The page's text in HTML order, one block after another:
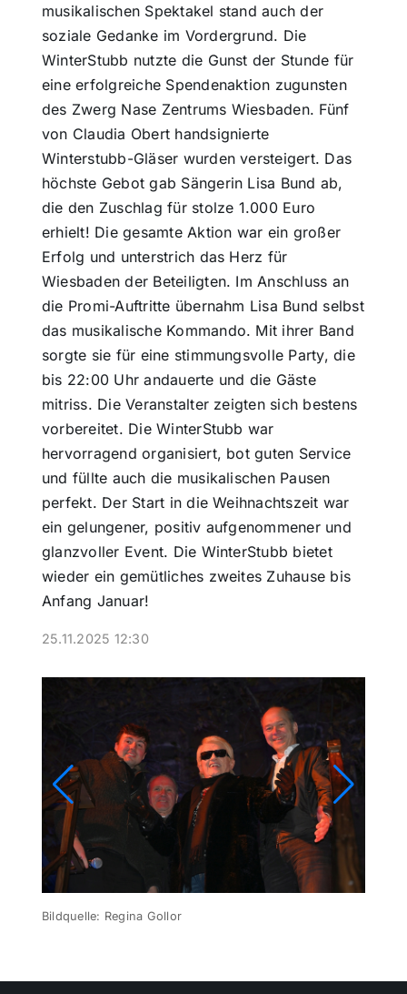
musikalischen Spektakel stand auch der
soziale Gedanke im Vordergrund. Die
WinterStubb nutzte die Gunst der Stunde für
eine erfolgreiche Spendenaktion zugunsten
des Zwerg Nase Zentrums Wiesbaden. Fünf
von Claudia Obert handsignierte
Winterstubb-Gläser wurden versteigert. Das
höchste Gebot gab Sängerin Lisa Bund ab,
die den Zuschlag für stolze 1.000 Euro
erhielt! Die gesamte Aktion war ein großer
Erfolg und unterstrich das Herz für
Wiesbaden der Beteiligten. Im Anschluss an
die Promi-Auftritte übernahm Lisa Bund selbst
das musikalische Kommando. Mit ihrer Band
sorgte sie für eine stimmungsvolle Party, die
bis 22:00 Uhr andauerte und die Gäste
mitriss. Die Veranstalter zeigten sich bestens
vorbereitet. Die WinterStubb war
hervorragend organisiert, bot guten Service
und füllte auch die musikalischen Pausen
perfekt. Der Start in die Weihnachtszeit war
ein gelungener, positiv aufgenommener und
glanzvoller Event. Die WinterStubb bietet
wieder ein gemütliches zweites Zuhause bis
Anfang Januar!
25.11.2025 12:30
Bildquelle: Regina Gollor